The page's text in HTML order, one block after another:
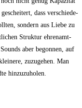
dass ver­schie­de­
son­dern aus Lie­be zu
Struk­tur ehren­amt­
aber begon­nen, auf
zuzu­ge­hen. Man
hinzuzuholen.